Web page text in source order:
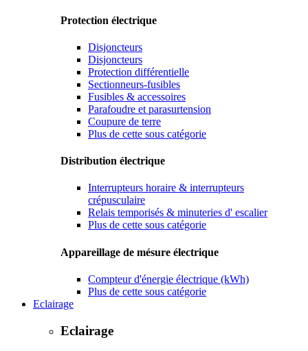
Protection électrique
Disjoncteurs
Disjoncteurs
Protection différentielle
Sectionneurs-fusibles
Fusibles & accessoires
Parafoudre et parasurtension
Coupure de terre
Plus de cette sous catégorie
Distribution électrique
Interrupteurs horaire & interrupteurs
crépusculaire
Relais temporisés & minuteries d' escalier
Plus de cette sous catégorie
Appareillage de mésure électrique
Compteur d'énergie électrique (kWh)
Plus de cette sous catégorie
Eclairage
Eclairage